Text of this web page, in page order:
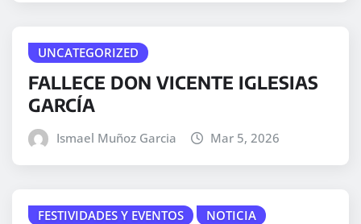
UNCATEGORIZED
FALLECE DON VICENTE IGLESIAS
GARCÍA
Ismael Muñoz Garcia Mar 5, 2026
FESTIVIDADES Y EVENTOS NOTICIA